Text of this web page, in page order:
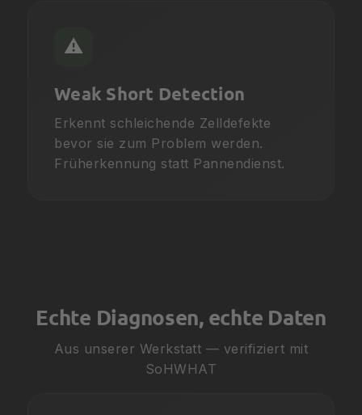
⚠️
Weak Short Detection
Erkennt schleichende Zelldefekte
bevor sie zum Problem werden.
Früherkennung statt Pannendienst.
Echte Diagnosen, echte Daten
Aus unserer Werkstatt — verifiziert mit
SoHWHAT